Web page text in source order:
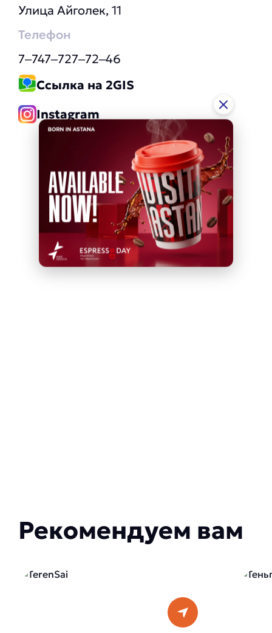
Улица Айголек, 11
Телефон
7‒747‒727‒72‒46
Ссылка на 2GIS
Instagram
Рекомендуем вам